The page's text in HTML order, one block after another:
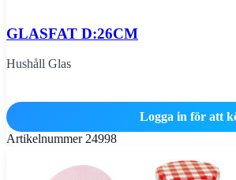
GLASFAT D:26CM
Hushåll Glas
Logga in för att
Artikelnummer 24998